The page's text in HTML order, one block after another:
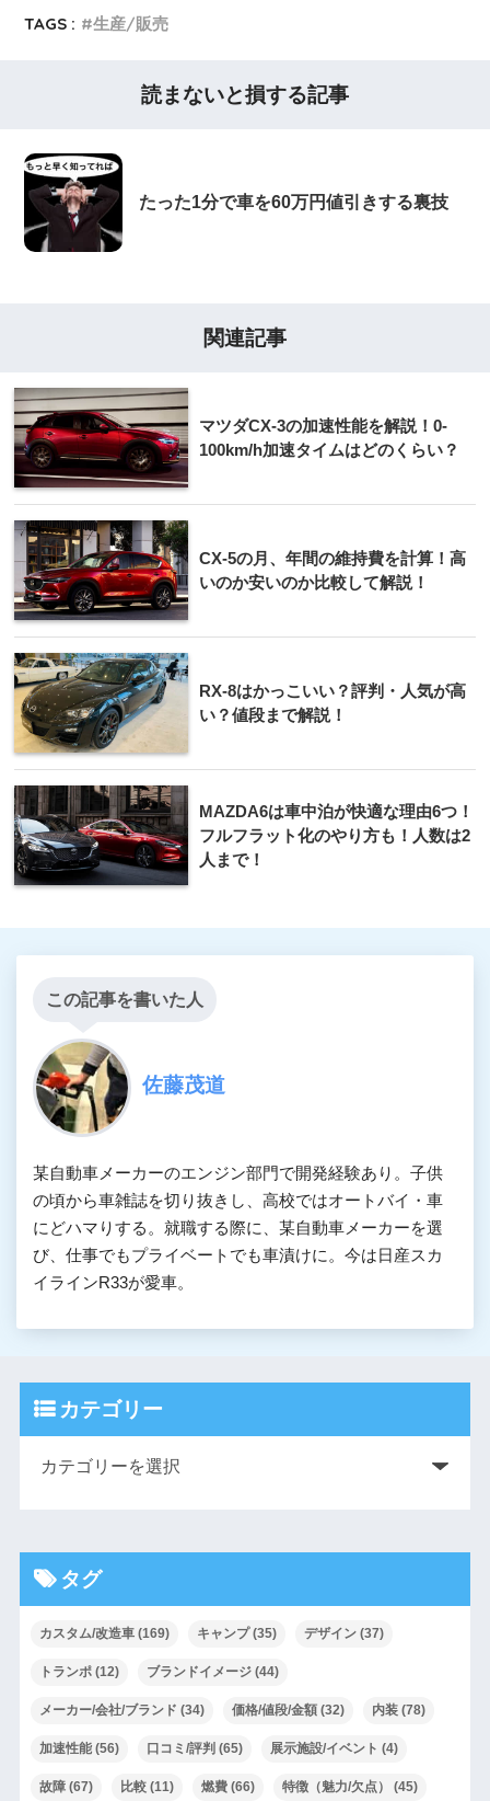
TAGS :
生産/販売
読まないと損する記事
たった1分で車を60万円値引きする裏技
関連記事
マツダCX-3の加速性能を解説！0-
100km/h加速タイムはどのくらい？
CX-5の月、年間の維持費を計算！高
いのか安いのか比較して解説！
RX-8はかっこいい？評判・人気が高
い？値段まで解説！
MAZDA6は車中泊が快適な理由6つ！
フルフラット化のやり方も！人数は2
人まで！
この記事を書いた人
佐藤茂道
某自動車メーカーのエンジン部門で開発経験あり。子供
の頃から車雑誌を切り抜きし、高校ではオートバイ・車
にどハマりする。就職する際に、某自動車メーカーを選
び、仕事でもプライベートでも車漬けに。今は日産スカ
イラインR33が愛車。
カテゴリー
タグ
カスタム/改造車(169) キャンプ(35) デザイン(37)
トランポ(12) ブランドイメージ(44)
メーカー/会社/ブランド (34) 価格/値段/金額(32) 内装(78)
加速性能(56) 口コミ/評判 (65) 展示施設/イベント (4)
故障(67) 比較(11) 燃費(66) 特徴（魅力/欠点） (45)